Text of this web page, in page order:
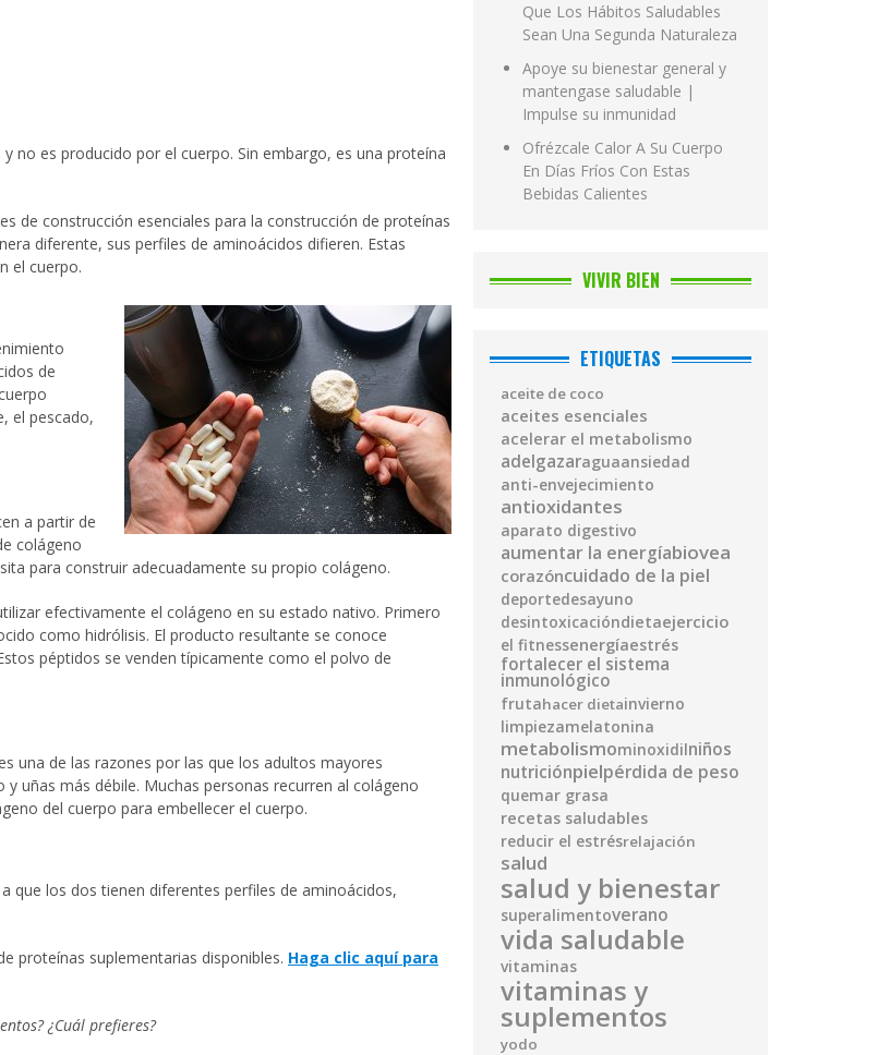
no es producido por el cuerpo. Sin embargo, es una proteína
de construcción esenciales para la construcción de proteínas
diferente, sus perfiles de aminoácidos difieren. Estas
el cuerpo.
de
el pescado,
a partir de
colágeno
para construir adecuadamente su propio colágeno.
efectivamente el colágeno en su estado nativo. Primero
como hidrólisis. El producto resultante se conoce
péptidos se venden típicamente como el polvo de
una de las razones por las que los adultos mayores
uñas más débile. Muchas personas recurren al colágeno
del cuerpo para embellecer el cuerpo.
que los dos tienen diferentes perfiles de aminoácidos,
proteínas suplementarias disponibles. Haga clic aquí para
¿Cuál prefieres?
Que Los Hábitos Saludables
Sean Una Segunda Naturaleza
Apoye su bienestar general y
mantengase saludable |
Impulse su inmunidad
Ofrézcale Calor A Su Cuerpo
En Días Fríos Con Estas
Bebidas Calientes
VIVIR BIEN
ETIQUETAS
aceite de coco
aceites esenciales
acelerar el metabolismo
adelgazaraguaansiedad
anti-envejecimiento
antioxidantes
aparato digestivo
aumentar la energíabiovea
corazóncuidado de la piel
deportedesayuno
desintoxicacióndietaejercicio
el fitnessenergíaestrés
fortalecer el sistema
inmunológico
frutahacer dietainvierno
limpiezamelatonina
metabolismominoxidilniños
nutriciónpielpérdida de peso
quemar grasa
recetas saludables
reducir el estrésrelajación
salud
salud y bienestar
superalimentoverano
vida saludable
vitaminas
vitaminas y
suplementos
yodo